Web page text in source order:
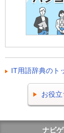
IT用語辞典のト
お役
ナビ